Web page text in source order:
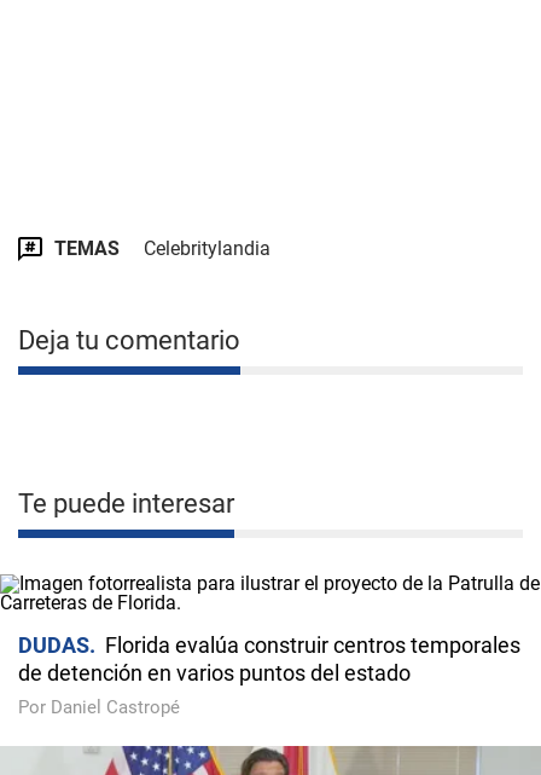
TEMAS Celebritylandia
Deja tu comentario
Te puede interesar
DUDAS
Florida evalúa construir centros temporales
de detención en varios puntos del estado
Por Daniel Castropé